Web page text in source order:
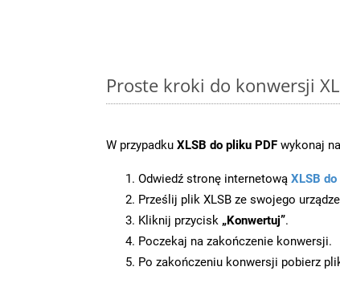
Proste kroki do konwersji
W przypadku XLSB do pliku PDF wykonaj
Odwiedź stronę internetową XLSB
Prześlij plik XLSB ze swojego
Kliknij przycisk „Konwertuj”.
Poczekaj na zakończenie konwersji.
Po zakończeniu konwersji pobierz